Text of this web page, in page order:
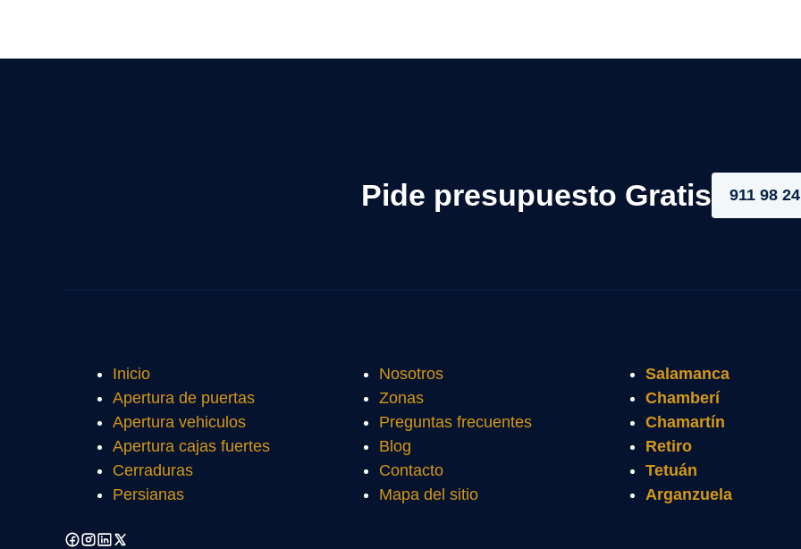
Pide presupuesto Gratis 911 98
Inicio
Apertura de puertas
Apertura vehiculos
Apertura cajas fuertes
Cerraduras
Persianas
Nosotros
Zonas
Preguntas frecuentes
Blog
Contacto
Mapa del sitio
Salamanca
Chamberí
Chamartín
Retiro
Tetuán
Arganzuela